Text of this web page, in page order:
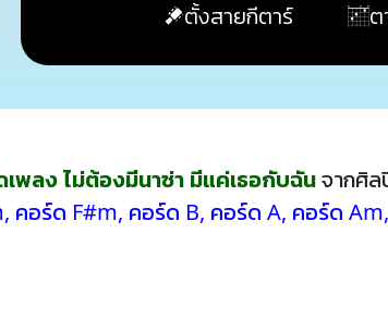
ตั้งสายกีตาร์ ต
พลง ไม่ต้องมีนาซ่า มีแค่เธอกับฉันจากศิล
, คอร์ด F#m, คอร์ด B, คอร์ด A, คอร์ด Am,